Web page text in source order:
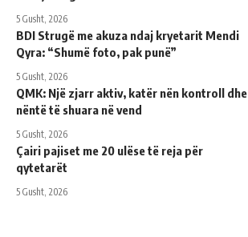
5 Gusht, 2026
BDI Strugë me akuza ndaj kryetarit Mendi
Qyra: “Shumë foto, pak punë”
5 Gusht, 2026
QMK: Një zjarr aktiv, katër nën kontroll dhe
nëntë të shuara në vend
5 Gusht, 2026
Çairi pajiset me 20 ulëse të reja për
qytetarët
5 Gusht, 2026